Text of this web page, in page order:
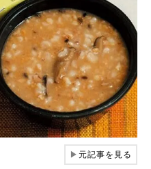
▶元記事を見る